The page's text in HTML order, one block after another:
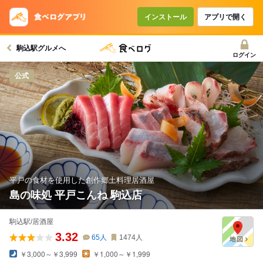
インストール アプリで開く
駒込駅グルメへ
ログイン
公式
平戸の食材を使用した創作郷土料理居酒屋
島の味処 平戸こんね 駒込店
駒込駅/居酒屋
3.32 65人 1474人
￥3,000～￥3,999
￥1,000～￥1,999